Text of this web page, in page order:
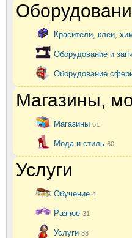
Красители, клеи,
Оборудование и
Оборудование
Магазины,
Магазины 61
Мода и стиль 60
Услуги
Обучение 4
Разное 31
Услуги 38